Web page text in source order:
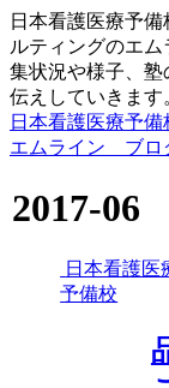
日本看護医療予
ルティングのエ
集状況や様子、
伝えしていきます
日本看護医療予
エムライン ブロ
2017-06
日本看護医
予備校